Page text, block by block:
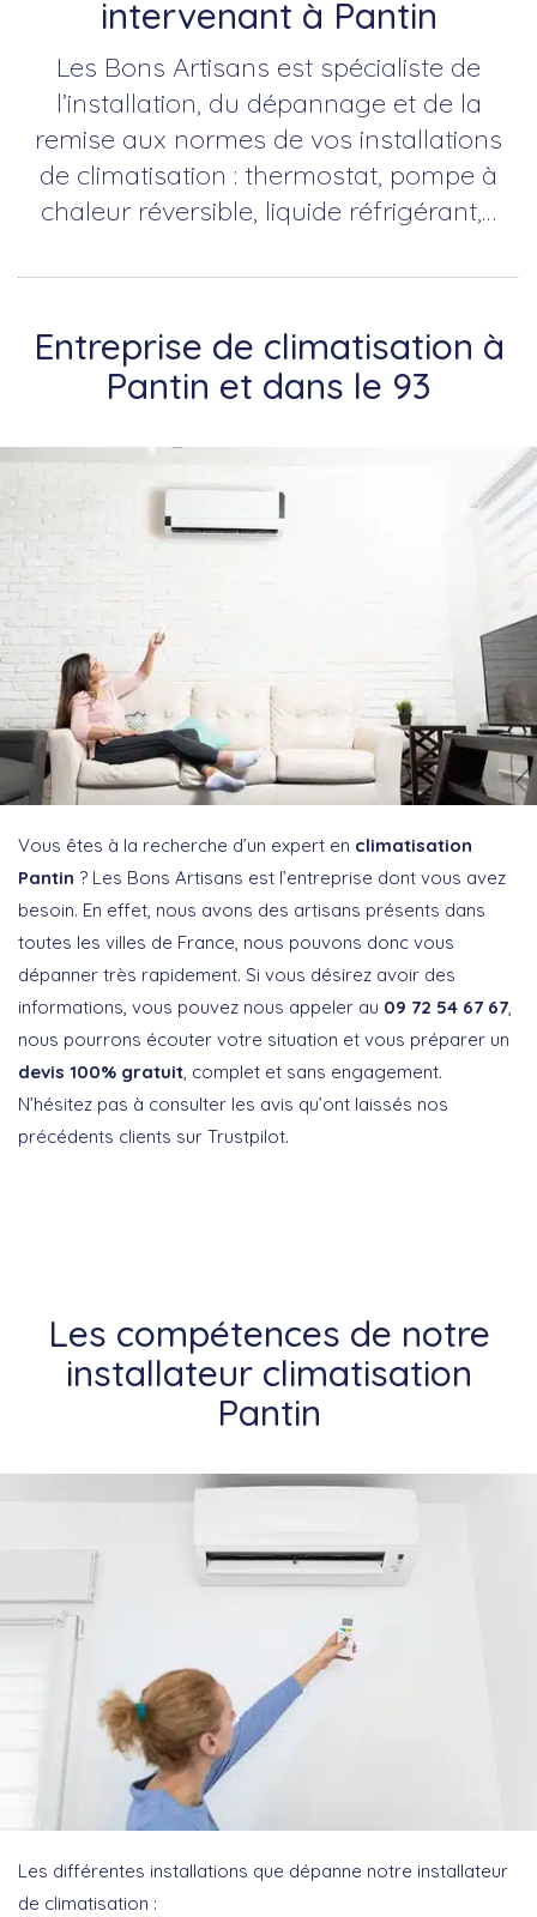
intervenant à Pantin
Les Bons Artisans est spécialiste de
l’installation, du dépannage et de la
remise aux normes de vos installations
de climatisation : thermostat, pompe à
chaleur réversible, liquide réfrigérant,…
Entreprise de climatisation à
Pantin et dans le 93
Vous êtes à la recherche d’un expert en climatisation
Pantin ? Les Bons Artisans est l’entreprise dont vous avez
besoin. En effet, nous avons des artisans présents dans
toutes les villes de France, nous pouvons donc vous
dépanner très rapidement. Si vous désirez avoir des
informations, vous pouvez nous appeler au 09 72 54 67 67,
nous pourrons écouter votre situation et vous préparer un
devis 100% gratuit, complet et sans engagement.
N’hésitez pas à consulter les avis qu’ont laissés nos
précédents clients sur Trustpilot.
Les compétences de notre
installateur climatisation
Pantin
Les différentes installations que dépanne notre installateur
de climatisation :